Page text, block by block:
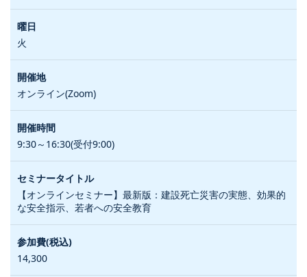
火
オンライン(Zoom)
9:30～16:30(受付9:00)
【オンラインセミナー】最新版：建設死亡災害の実態、効果的
な安全指示、若者への安全教育
14,300